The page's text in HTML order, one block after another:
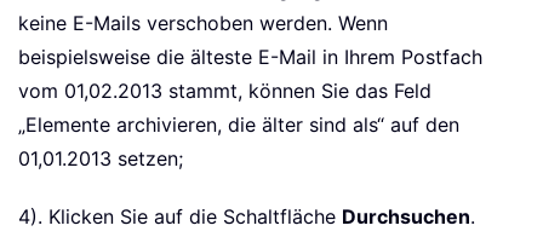
keine E-Mails verschoben werden. Wenn
beispielsweise die älteste E-Mail in Ihrem Postfach
vom 01,02.2013 stammt, können Sie das Feld
„Elemente archivieren, die älter sind als“ auf den
01,01.2013 setzen;
4). Klicken Sie auf die Schaltfläche Durchsuchen.